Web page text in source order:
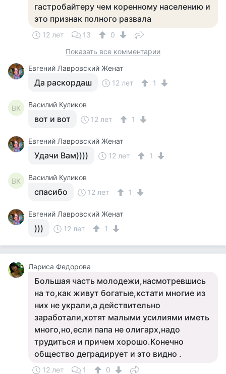
гастробайтеру чем коренному населению и
это признак полного развала
12 лет 13
0
Показать все комментарии
Евгений Лавровский Женат
Да раскордаш 12 лет 1
ВК Василий Куликов
вот и вот 12 лет 1
Евгений Лавровский Женат
Удачи Вам)))) 12 лет 1
ВК Василий Куликов
спасибо 12 лет 1
Евгений Лавровский Женат
))) 12 лет 1
Лариса Федорова
Большая часть молодежи,насмотревшись
на то,как живут богатые,кстати многие из
них не украли,а действительно
заработали,хотят малыми усилиями иметь
много,но,если папа не олигарх,надо
трудиться и причем хорошо.Конечно
общество деградирует и это видно .
12 лет 1
0